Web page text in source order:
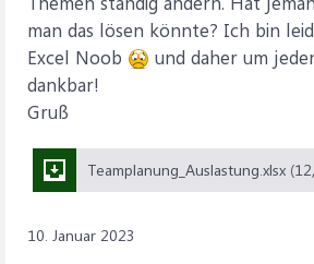
man das lösen könnte? Ich bin
Excel Noob
und daher um
dankbar!
Gruß
Teamplanung_Auslastung.xlsx
10. Januar 2023